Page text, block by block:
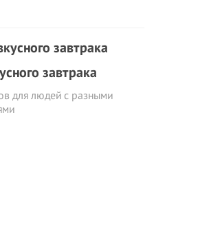
завтрака
для людей с разными